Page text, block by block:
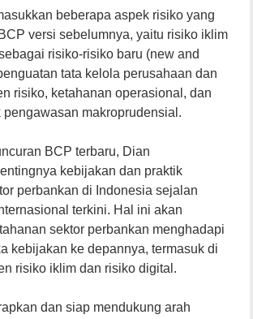
beberapa aspek risiko yang
versi sebelumnya, yaitu risiko iklim
risiko-risiko baru (new and
tata kelola perusahaan dan
risiko, ketahanan operasional, dan
pengawasan makroprudensial.
BCP terbaru, Dian
kebijakan dan praktik
perbankan di Indonesia sejalan
terkini. Hal ini akan
sektor perbankan menghadapi
kebijakan ke depannya, termasuk di
risiko iklim dan risiko digital.
dan siap mendukung arah